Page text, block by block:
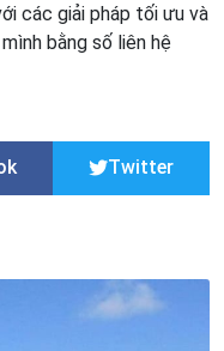
các giải pháp tối ưu và
bằng số liên hệ
Twitter